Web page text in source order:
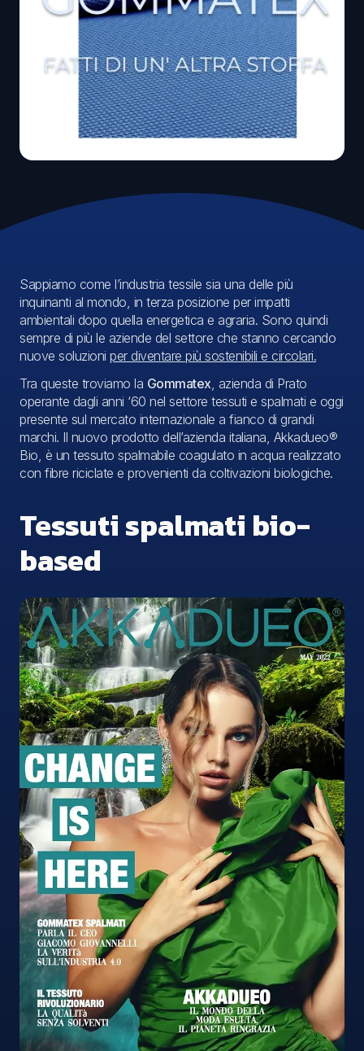
Sappiamo come l’industria tessile sia una delle più
inquinanti al mondo, in terza posizione per impatti
ambientali dopo quella energetica e agraria. Sono quindi
sempre di più le aziende del settore che stanno cercando
nuove soluzioni per diventare più sostenibili e circolari.
Tra queste troviamo la Gommatex , azienda di Prato
operante dagli anni ‘60 nel settore tessuti e spalmati e oggi
presente sul mercato internazionale a fianco di grandi
marchi. Il nuovo prodotto dell’azienda italiana, Akkadueo®
Bio, è un tessuto spalmabile coagulato in acqua realizzato
con fibre riciclate e provenienti da coltivazioni biologiche.
Tessuti spalmati bio-
based